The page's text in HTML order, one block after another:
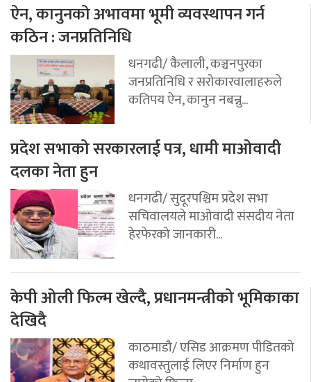
ऐन, कानुनको अभावमा भूमी व्यवस्थापन गर्न
कठिन : जनप्रतिनिधि
धनगढी/ कैलाली, कञ्चनपुरका
जनप्रतिनिधि र सरोकारवालाहरुले
कतिपय ऐन, कानुन नबन्नु...
प्रदेश सभाको सरकारलाई पत्र, धामी माओवादी
दलका नेता हुन
धनगढी/ सुदूरपश्चिम प्रदेश सभा
सचिवालयले माओवादी संसदीय नेता
हेरफेरको जानकारी...
केपी ओली फिल्म खेल्दै, प्रधानमन्त्रीको भूमिकाका
देखिदै
काठमाडौ/ एसिड आक्रमण पीडितको
कथावस्तुलाई लिएर निर्माण हुन